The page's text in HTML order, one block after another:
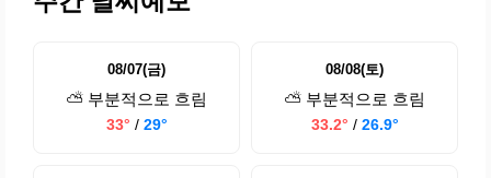
08/07(금)
⛅ 부분적으로 흐림
33° / 29°
08/08(토)
⛅ 부분적으로 흐림
33.2° / 26.9°